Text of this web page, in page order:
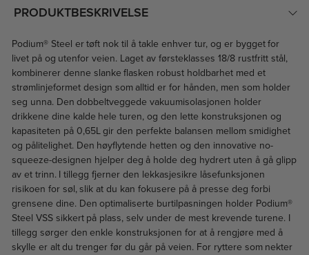
PRODUKTBESKRIVELSE
Podium® Steel er tøft nok til å takle enhver tur, og er bygget for
livet på og utenfor veien. Laget av førsteklasses 18/8 rustfritt stål,
kombinerer denne slanke flasken robust holdbarhet med et
strømlinjeformet design som alltid er for hånden, men som holder
seg unna. Den dobbeltveggede vakuumisolasjonen holder
drikkene dine kalde hele turen, og den lette konstruksjonen og
kapasiteten på 0,65L gir den perfekte balansen mellom smidighet
og pålitelighet. Den høyflytende hetten og den innovative no-
squeeze-designen hjelper deg å holde deg hydrert uten å gå glipp
av et trinn. I tillegg fjerner den lekkasjesikre låsefunksjonen
risikoen for søl, slik at du kan fokusere på å presse deg forbi
grensene dine. Den optimaliserte burtilpasningen holder Podium®
Steel VSS sikkert på plass, selv under de mest krevende turene. I
tillegg sørger den enkle konstruksjonen for at å rengjøre med å
skylle er alt du trenger før du går på veien. For ryttere som nekter